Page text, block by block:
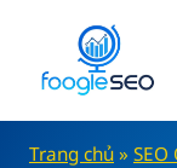
content
Trang chủ »